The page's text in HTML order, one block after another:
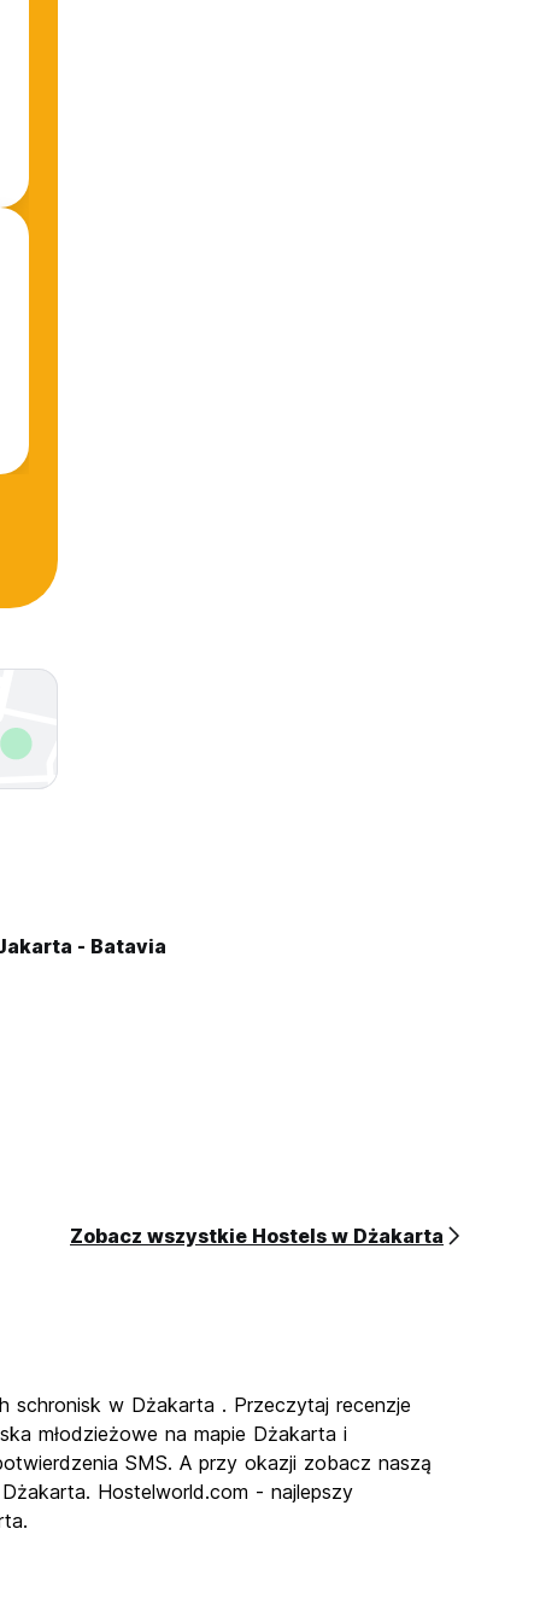
- Batavia
Zobacz wszystkie Hostels w Dżakarta
schronisk w Dżakarta . Przeczytaj recenzje
młodzieżowe na mapie Dżakarta i
SMS. A przy okazji zobacz naszą
Hostelworld.com - najlepszy